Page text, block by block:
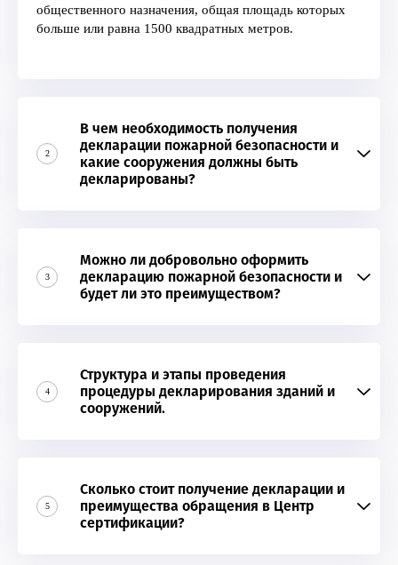
общественного назначения, общая площадь которых
больше или равна 1500 квадратных метров.
2
В чем необходимость получения
декларации пожарной безопасности и
какие сооружения должны быть
декларированы?
3
Можно ли добровольно оформить
декларацию пожарной безопасности и
будет ли это преимуществом?
4
Структура и этапы проведения
процедуры декларирования зданий и
сооружений.
5
Сколько стоит получение декларации и
преимущества обращения в Центр
сертификации?